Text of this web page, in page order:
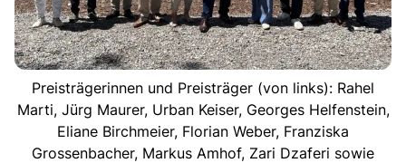
Preisträgerinnen und Preisträger (von links): Rahel
Marti, Jürg Maurer, Urban Keiser, Georges Helfenstein,
Eliane Birchmeier, Florian Weber, Franziska
Grossenbacher, Markus Amhof, Zari Dzaferi sowie